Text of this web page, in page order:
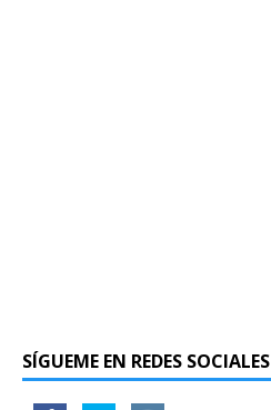
SÍGUEME EN REDES SOCIALES